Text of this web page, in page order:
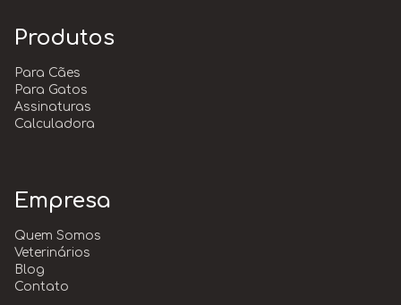
Produtos
Para Cães
Para Gatos
Assinaturas
Calculadora
Empresa
Quem Somos
Veterinários
Blog
Contato